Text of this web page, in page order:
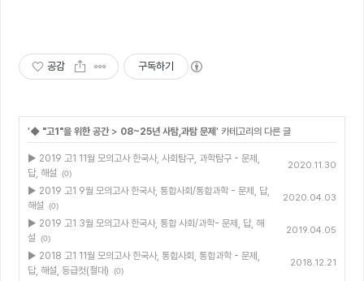
공감 구독하기
'◆ "고1"을 위한 공간> 08~25년 사탐,과탐 문제 ' 카테고리의 다른 글
▶ 2019 고1 11월 모의고사 한국사, 사회탐구, 과학탐구 - 문제,
답, 해설
(0)
2020.11.30
▶ 2019 고1 9월 모의고사 한국사, 통합사회/통합과학 - 문제, 답,
해설
(0)
2020.04.03
▶ 2019 고1 3월 모의고사 한국사, 통합 사회/과학- 문제, 답, 해
설
(0)
2019.04.05
▶ 2018 고1 11월 모의고사 한국사, 통합사회, 통합과학 - 문제,
답, 해설, 등급컷(절대)
(0)
2018.12.21